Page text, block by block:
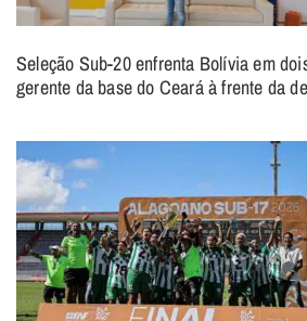
Seleção Sub-20 enfrenta Bolívia em
gerente da base do Ceará à frente da